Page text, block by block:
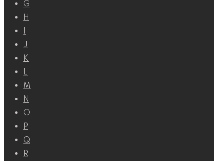
G
H
J
K
L
M
N
O
P
Q
R